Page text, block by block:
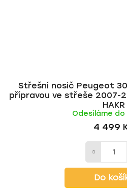
Střešní nosič Peugeot
přípravou ve střeše 2007-
HAKR
Odesíláme do
4 499
Do